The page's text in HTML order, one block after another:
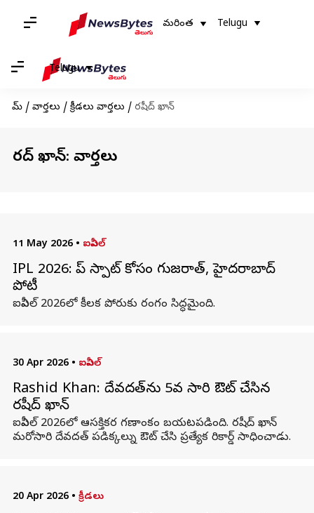
మరింత Telugu
Telugu
హోమ్ / వార్తలు / క్రీడలు వార్తలు / రషీద్ ఖాన్
రషీద్ ఖాన్: వార్తలు
11 May 2026 • ఐపీఎల్
IPL 2026: టాప్ స్పాట్ కోసం గుజరాత్, హైదరాబాద్
పోటీ
ఐపీఎల్ 2026లో కీలక పోరుకు రంగం సిద్ధమైంది.
30 Apr 2026 • ఐపీఎల్
Rashid Khan: దేవదత్‌ను 5వ సారి ఔట్ చేసిన
రషీద్ ఖాన్
ఐపీఎల్ 2026లో ఆసక్తికర గణాంకం బయటపడింది. రషీద్ ఖాన్
మరోసారి దేవదత్ పడిక్కల్ను ఔట్ చేసి ప్రత్యేక రికార్డ్ సాధించాడు.
20 Apr 2026 • క్రీడలు